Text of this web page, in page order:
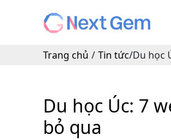
Trang chủ / Tin tức/Du học
Du học Úc: 7
bỏ qua